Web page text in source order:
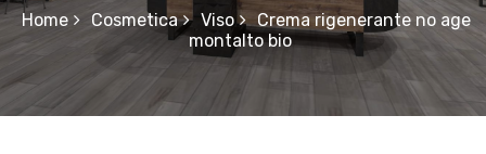
Home Cosmetica Viso
Crema rigenerante no age
montalto bio